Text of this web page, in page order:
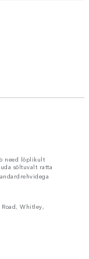
need lõplikult
sõltuvalt ratta
Whitley,